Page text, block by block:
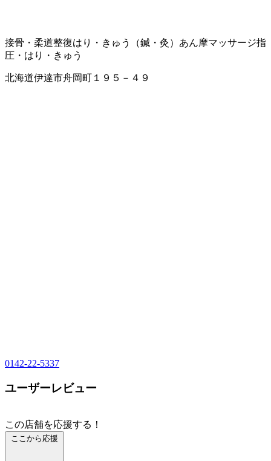
接骨・柔道整復はり・きゅう（鍼・灸） あん摩マッサージ指
圧・はり・きゅう
北海道伊達市舟岡町１９５－４９
0142-22-5337
ユーザーレビュー
この店舗を応援する！
ここから応援